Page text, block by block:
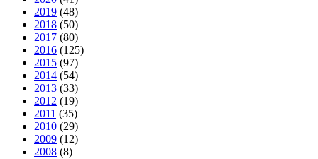
2019 (48)
2018 (50)
2017 (80)
2016 (125)
2015 (97)
2014 (54)
2013 (33)
2012 (19)
2011 (35)
2010 (29)
2009 (12)
2008 (8)